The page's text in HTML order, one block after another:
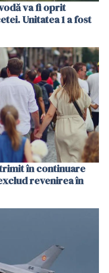
va fi oprit
Unitatea 1 a fost
în continuare
revenirea în